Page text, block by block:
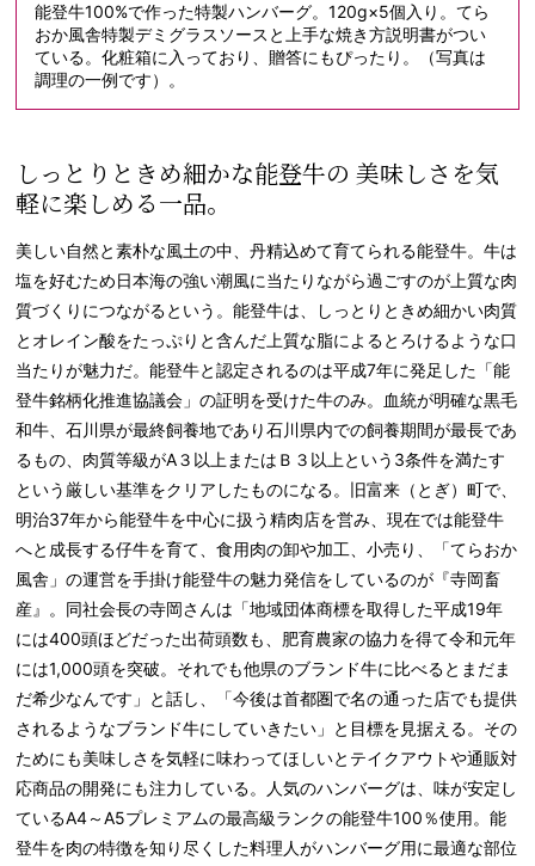
能登牛100%で作った特製ハンバーグ。120g×5個入り。てら
おか風舎特製デミグラスソースと上手な焼き方説明書がつい
ている。化粧箱に入っており、贈答にもぴったり。（写真は
調理の一例です）。
しっとりときめ細かな能登牛の 美味しさを気
軽に楽しめる一品。
美しい自然と素朴な風土の中、丹精込めて育てられる能登牛。牛は
塩を好むため日本海の強い潮風に当たりながら過ごすのが上質な肉
質づくりにつながるという。能登牛は、しっとりときめ細かい肉質
とオレイン酸をたっぷりと含んだ上質な脂によるとろけるような口
当たりが魅力だ。能登牛と認定されるのは平成7年に発足した「能
登牛銘柄化推進協議会」の証明を受けた牛のみ。血統が明確な黒毛
和牛、石川県が最終飼養地であり石川県内での飼養期間が最長であ
るもの、肉質等級がA３以上またはＢ３以上という3条件を満たす
という厳しい基準をクリアしたものになる。旧富来（とぎ）町で、
明治37年から能登牛を中心に扱う精肉店を営み、現在では能登牛
へと成長する仔牛を育て、食用肉の卸や加工、小売り、「てらおか
風舎」の運営を手掛け能登牛の魅力発信をしているのが『寺岡畜
産』。同社会長の寺岡さんは「地域団体商標を取得した平成19年
には400頭ほどだった出荷頭数も、肥育農家の協力を得て令和元年
には1,000頭を突破。それでも他県のブランド牛に比べるとまだま
だ希少なんです」と話し、「今後は首都圏で名の通った店でも提供
されるようなブランド牛にしていきたい」と目標を見据える。その
ためにも美味しさを気軽に味わってほしいとテイクアウトや通販対
応商品の開発にも注力している。人気のハンバーグは、味が安定し
ているA4～A5プレミアムの最高級ランクの能登牛100％使用。能
登牛を肉の特徴を知り尽くした料理人がハンバーグ用に最適な部位